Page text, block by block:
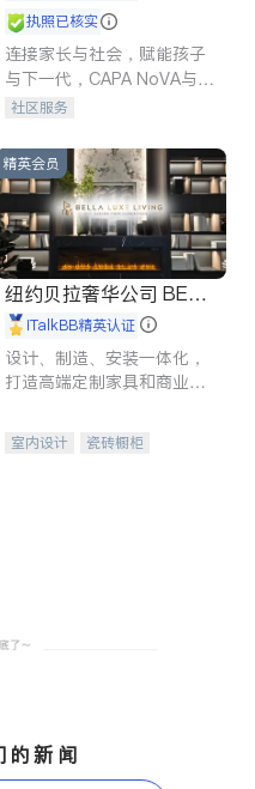
执照已核实
连接家长与社会，赋能孩子
与下一代，CAPA NoVA与您
携手建设包容、公平、充满
社区服务
精英会员
纽约贝拉奢华公司 BELL
A LUXE
iTalkBB精英认证
设计、制造、安装一体化，
打造高端定制家具和商业空
室内设计
瓷砖橱柜
的新闻